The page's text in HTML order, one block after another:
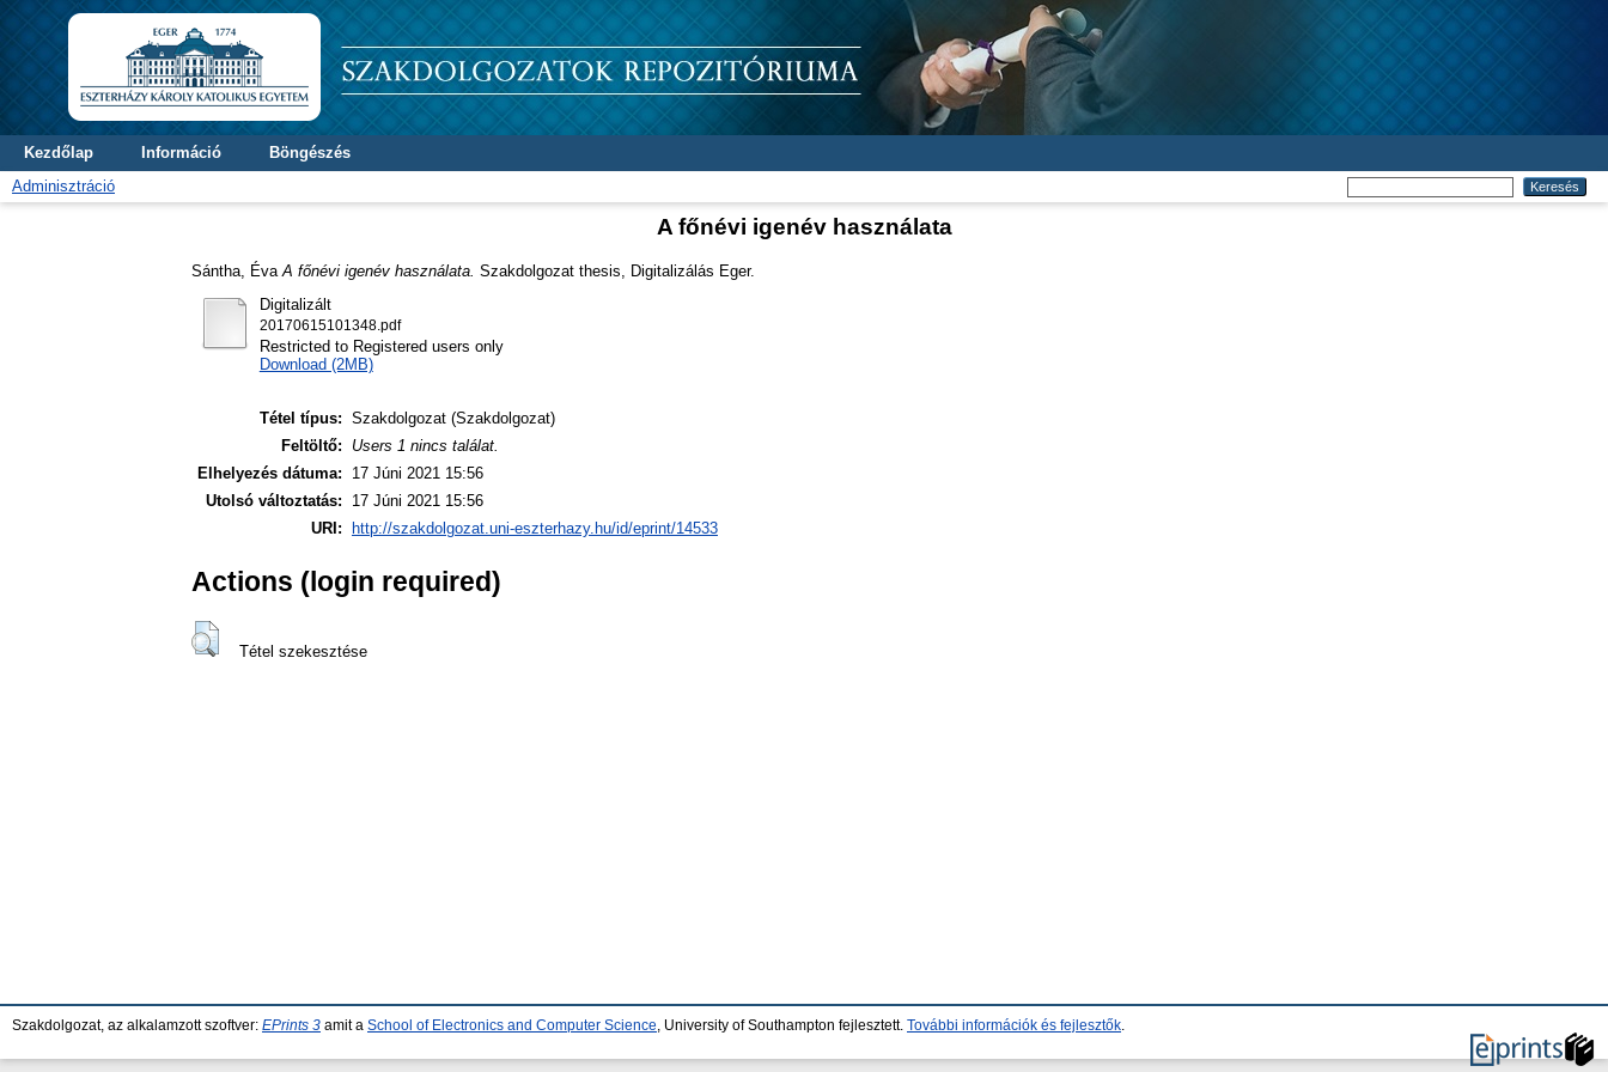
Kezdőlap Információ
Böngészés
Adminisztráció
A főnévi igenév használata
Sántha, Éva A főnévi igenév használata. Szakdolgozat thesis, Digitalizálás Eger.
Digitalizált
20170615101348.pdf
Restricted to Registered users only
Download (2MB)
Tétel típus: Szakdolgozat (Szakdolgozat)
Feltöltő:
Users 1 nincs találat.
Elhelyezés dátuma:
17 Júni 2021 15:56
Utolsó változtatás:
17 Júni 2021 15:56
URI:
http://szakdolgozat.uni-eszterhazy.hu/id/eprint/14533
Actions (login required)
Tétel szekesztése
Szakdolgozat, az alkalamzott szoftver: EPrints 3 amit a School of Electronics and Computer Science , University of Southampton fejlesztett. További információk és fejlesztők